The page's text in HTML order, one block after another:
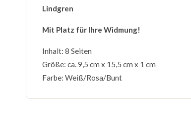
Lindgren
Mit Platz für Ihre Widmung!
Inhalt: 8 Seiten
Größe: ca. 9,5 cm x 15,5 cm x 1 cm
Farbe: Weiß/Rosa/Bunt